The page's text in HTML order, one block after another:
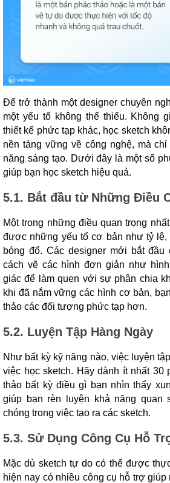
Để trở thành một designer chuyên
một yếu tố không thể thiếu. Không
thiết kế phức tạp khác, học sketch
nền tảng vững về công nghệ, mà
năng sáng tạo. Dưới đây là một số
giúp bạn học sketch hiệu quả.
5.1. Bắt đầu từ Những Điều
Một trong những điều quan trọng
được những yếu tố cơ bản như tỷ lệ,
bóng đổ. Các designer mới bắt đầu
cách vẽ các hình đơn giản như
giác để làm quen với sự phân chia
khi đã nắm vững các hình cơ bản,
thảo các đối tượng phức tạp hơn.
5.2. Luyện Tập Hàng Ngày
Như bất kỳ kỹ năng nào, việc luyện
việc học sketch. Hãy dành ít nhất 30
thảo bất kỳ điều gì bạn nhìn thấy
giúp bạn rèn luyện khả năng quan
chóng trong việc tạo ra các sketch.
5.3. Sử Dụng Công Cụ Hỗ
Mặc dù sketch tự do có thể được
hiện nay có nhiều công cụ hỗ trợ